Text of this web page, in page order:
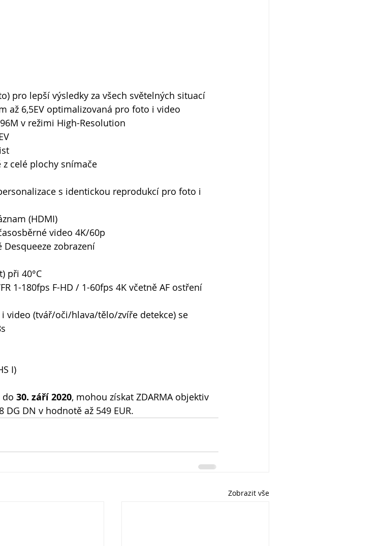
pro lepší výsledky za všech světelných situací
až 6,5EV optimalizovaná pro foto i video
v režimi High-Resolution
celé plochy snímače
s identickou reprodukcí pro foto i
(HDMI)
video 4K/60p
zobrazení
při 40°C
1-180fps F-HD / 1-60fps 4K včetně AF ostření
video (tvář/oči/hlava/tělo/zvíře detekce) se
I)
do 30. září 2020, mohou získat ZDARMA objektiv
DG DN v hodnotě až 549 EUR.
Zobrazit vše